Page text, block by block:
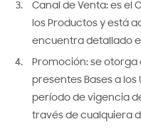
Canal de Venta: es el
los Productos y está
encuentra detallado
Promoción: se otorga
presentes Bases a
período de vigencia
través de cualquiera
Ver todo
Lavavajilas